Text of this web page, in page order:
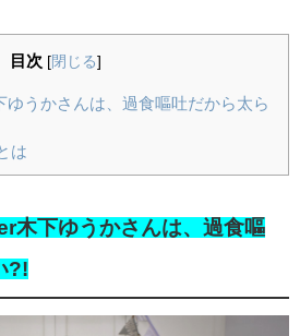
目次 [閉じる]
うかさんは、過食嘔吐だから太ら
は
下ゆうかさんは、過食嘔
?!